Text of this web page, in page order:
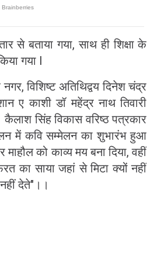
से बताया गया, साथ ही शिक्षा के
गया I
विशिष्ट अतिथिद्वय दिनेश चंद्र
ए काशी डॉ महेंद्र नाथ तिवारी
सिंह विकास वरिष्ठ पत्रकार
में कवि सम्मेलन का शुभारंभ हुआ
को काव्य मय बना दिया, वहीं
का साया जहां से मिटा क्यों नहीं
देते"।।